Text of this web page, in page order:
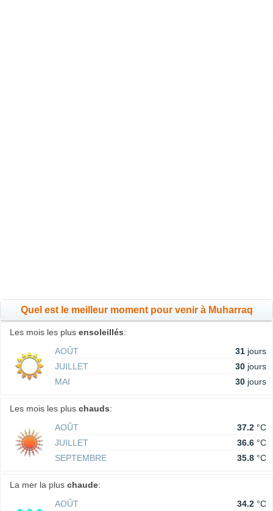
Quel est le meilleur moment pour venir à Muharraq
Les mois les plus ensoleillés:
AOÛT
31 jours
JUILLET
30 jours
MAI
30 jours
Les mois les plus chauds:
AOÛT
37.2 °C
JUILLET
36.6 °C
SEPTEMBRE
35.8 °C
La mer la plus chaude:
AOÛT
34.2 °C